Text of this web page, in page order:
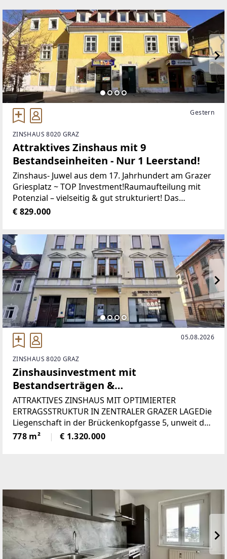
Gestern
ZINSHAUS 8020 GRAZ
Attraktives Zinshaus mit 9
Bestandseinheiten - Nur 1 Leerstand!
Zinshaus- Juwel aus dem 17. Jahrhundert am Grazer
Griesplatz ~ TOP Investment!Raumaufteilung mit
Potenzial – vielseitig & gut strukturiert! Das
Gebäude gliedert sich in zwei Nutzungsebenen und
€ 829.000
05.08.2026
ZINSHAUS 8020 GRAZ
Zinshausinvestment mit
Bestandserträgen &
Kurzzeitvermietung in Graz
ATTRAKTIVES ZINSHAUS MIT OPTIMIERTER
ERTRAGSSTRUKTUR IN ZENTRALER GRAZER LAGEDie
Liegenschaft in der Brückenkopfgasse 5, unweit des
Griesplatzes, vereint laufende Bestandserträge mit
weiterem Entwicklungspotenzial und richtet sich
778 m² € 1.320.000